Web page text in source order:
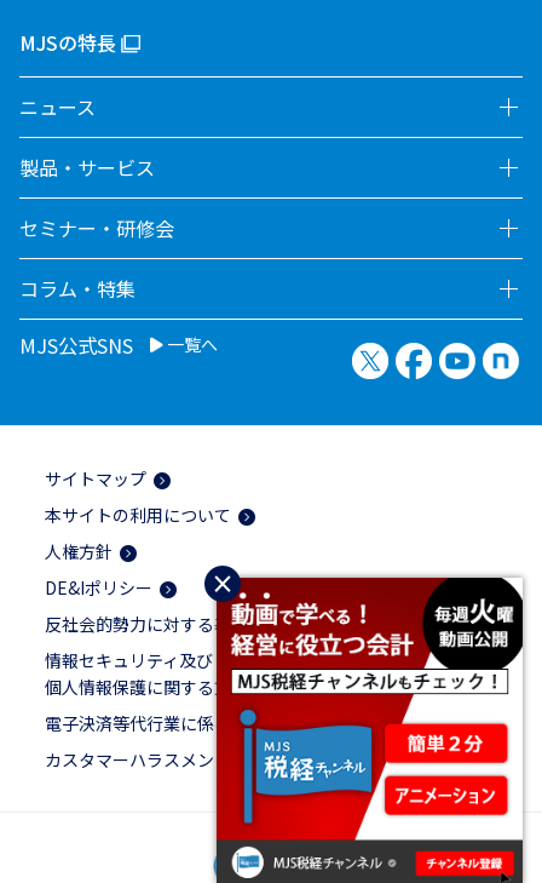
×
MJSの特長
ニュース
製品・サービス
セミナー・研修会
コラム・特集
MJS公式SNS
一覧へ X（旧Twitter）
Facebook
サイトマップ
本サイトの利用について
人権方針
DE&Iポリシー
反社会的勢力に対する基本方針
情報セキュリティ及び
個人情報保護に関する方針
電子決済等代行業に係る表示
カスタマーハラスメントに対する基本方針